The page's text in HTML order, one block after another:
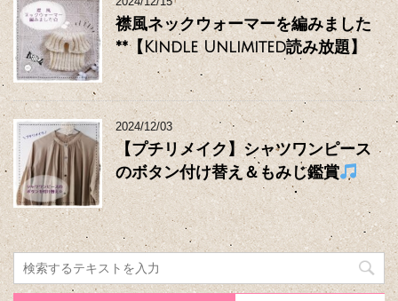
襟風ネックウォーマーを編みました
**【Kindle Unlimited読み放題】
2024/12/03
【プチリメイク】シャツワンピース
のボタン付け替え＆もみじ鑑賞